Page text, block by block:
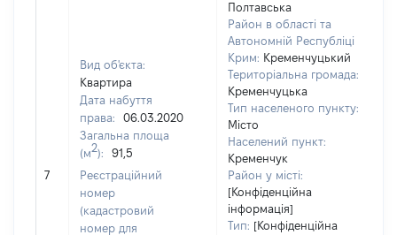
7
Вид об'єкта:
Квартира
Дата набуття
права:
06.03.2020
Загальна площа
(м2):
91,5
Реєстраційний
номер
(кадастровий
номер для
Полтавська
Район в області та
Автономній Республіці
Крим: Кременчуцький
Територіальна громада:
Кременчуцька
Тип населеного пункту:
Місто
Населений пункт:
Кременчук
Район у місті:
[Конфіденційна
інформація]
Тип: [Конфіденційна